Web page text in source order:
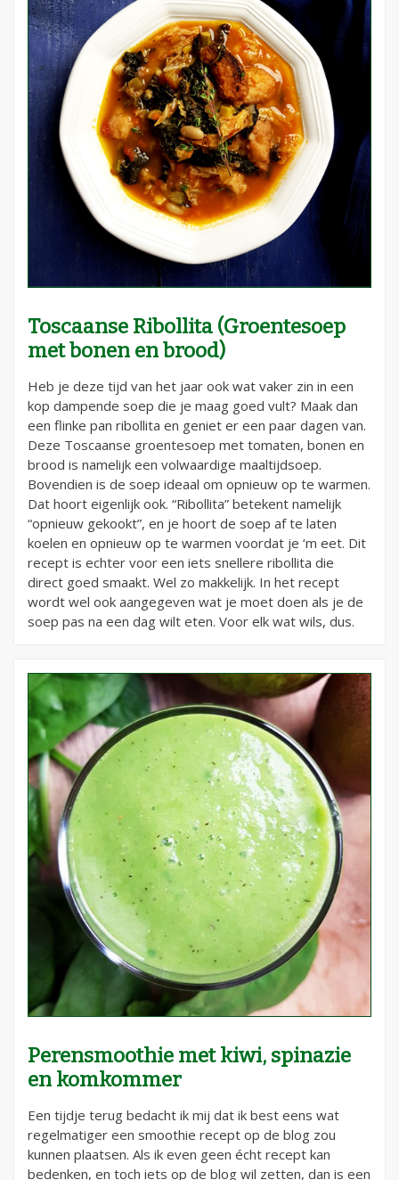
Toscaanse Ribollita (Groentesoep
met bonen en brood)
Heb je deze tijd van het jaar ook wat vaker zin in een
kop dampende soep die je maag goed vult? Maak dan
een flinke pan ribollita en geniet er een paar dagen van.
Deze Toscaanse groentesoep met tomaten, bonen en
brood is namelijk een volwaardige maaltijdsoep.
Bovendien is de soep ideaal om opnieuw op te warmen.
Dat hoort eigenlijk ook. “Ribollita” betekent namelijk
“opnieuw gekookt”, en je hoort de soep af te laten
koelen en opnieuw op te warmen voordat je ‘m eet. Dit
recept is echter voor een iets snellere ribollita die
direct goed smaakt. Wel zo makkelijk. In het recept
wordt wel ook aangegeven wat je moet doen als je de
soep pas na een dag wilt eten. Voor elk wat wils, dus.
Perensmoothie met kiwi, spinazie
en komkommer
Een tijdje terug bedacht ik mij dat ik best eens wat
regelmatiger een smoothie recept op de blog zou
kunnen plaatsen. Als ik even geen écht recept kan
bedenken, en toch iets op de blog wil zetten, dan is een